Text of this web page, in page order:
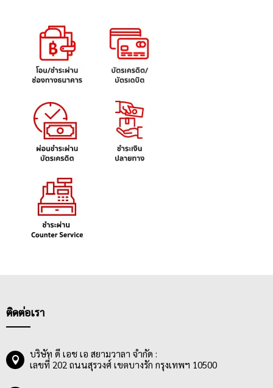
ติดต่อเรา
บริษัท ดี เอช เอ สยามวาลา จำกัด :
เลขที่ 202 ถนนสุรวงศ์ เขตบางรัก กรุงเทพฯ 10500